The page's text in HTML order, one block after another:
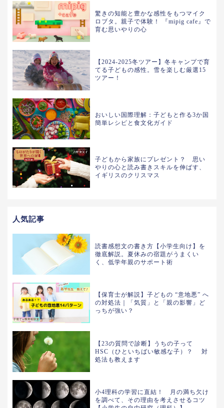
驚きの知能と豊かな感性をもつマイク
ロブタ。親子で体験！ 『mipig cafe』で
育む思いやりの心
【2024-2025冬ツアー】冬キャンプで育
てる子どもの感性。雪を楽しむ厳選15
ツアー！
おいしい国際理解：子どもと作る3か国
簡単レシピと食文化ガイド
子どもから家族にプレゼント？ 思い
やりの心と読み書きスキルを伸ばす、
イギリスのクリスマス
人気記事
読書感想文の書き方【小学生向け】を
徹底解説。夏休みの宿題がうまくい
く、低学年親のサポート術
【保育士が解説】子どもの “意地悪” へ
の対処法｜「気質」と「親の影響」ど
っちが強い？
【23の質問で診断】うちの子って
HSC（ひといちばい敏感な子）？ 対
処法も教えます
小4理科の学習に直結！ 月の満ち欠け
を調べて、その理由を考えさせるコツ